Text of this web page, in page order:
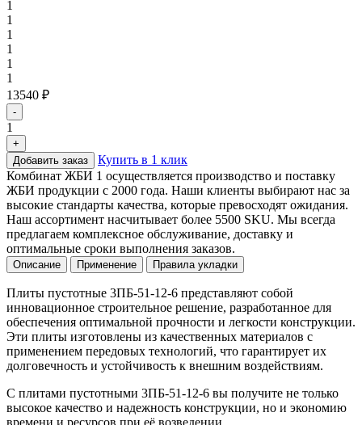
1
1
1
1
1
1
13540 ₽
-
1
+
Добавить заказ
Купить в 1 клик
Комбинат ЖБИ 1 осуществляется производство и поставку
ЖБИ продукции с 2000 года. Наши клиенты выбирают нас за
высокие стандарты качества, которые превосходят ожидания.
Наш ассортимент насчитывает более 5500 SKU. Мы всегда
предлагаем комплексное обслуживание, доставку и
оптимальные сроки выполнения заказов.
Описание Применение Правила укладки
Плиты пустотные 3ПБ-51-12-6 представляют собой
инновационное строительное решение, разработанное для
обеспечения оптимальной прочности и легкости конструкции.
Эти плиты изготовлены из качественных материалов с
применением передовых технологий, что гарантирует их
долговечность и устойчивость к внешним воздействиям.
С плитами пустотными 3ПБ-51-12-6 вы получите не только
высокое качество и надежность конструкции, но и экономию
времени и ресурсов при её возведении.